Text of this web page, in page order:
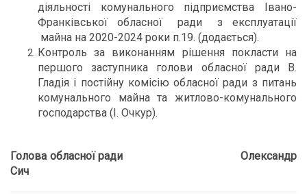
діяльності комунального підприємства Івано-
Франківської обласної ради з експлуатації
майна на 2020-2024 роки п.19. (додається).
Контроль за виконанням рішення покласти на
першого заступника голови обласної ради В.
Гладія і постійну комісію обласної ради з питань
комунального майна та житлово-комунального
господарства (І. Очкур).
Голова обласної ради Олександр
Сич